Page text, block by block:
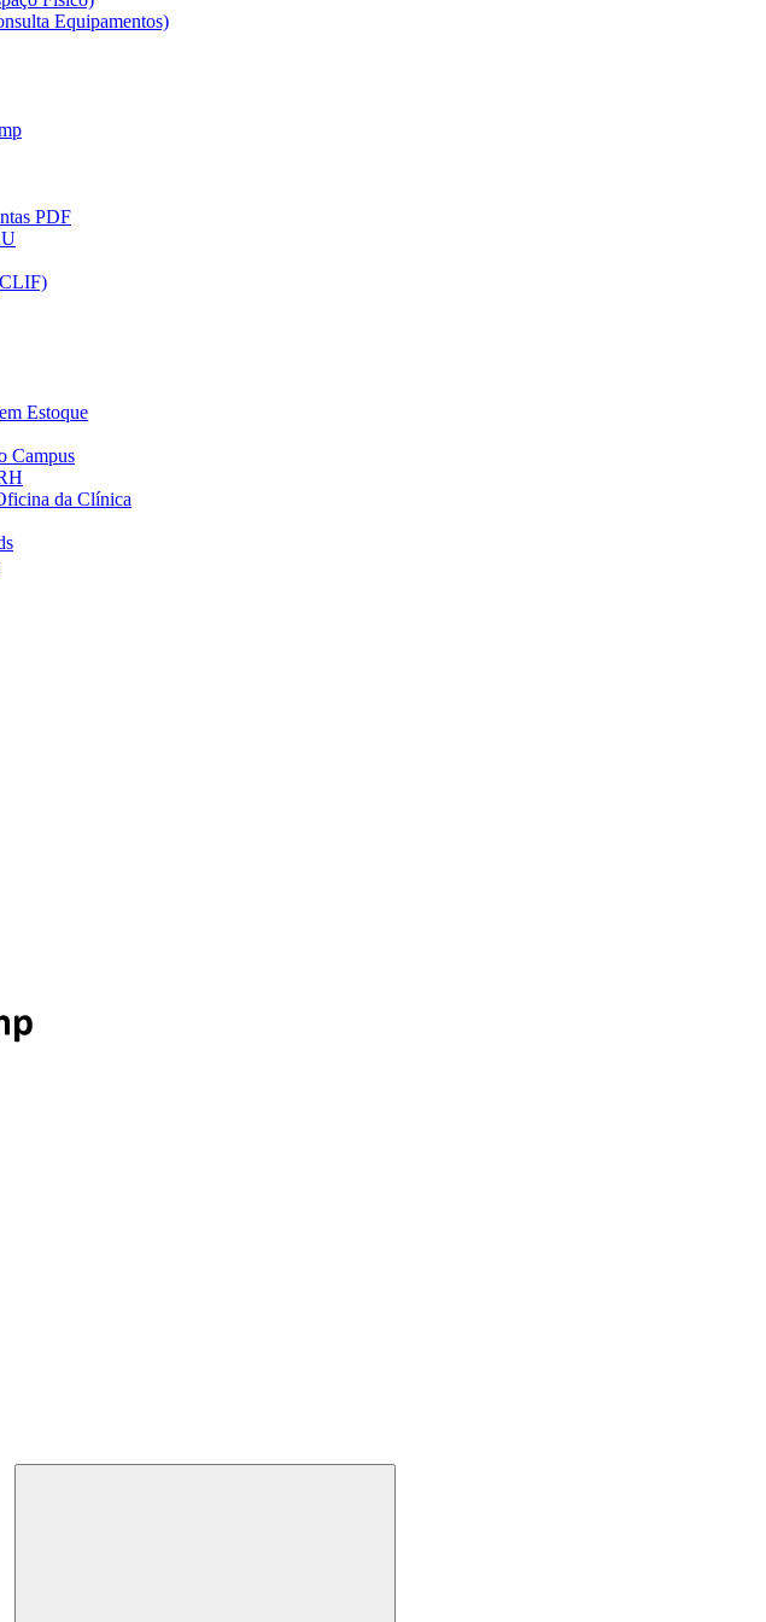
Equipamentos)
PDF
Estoque
Campus
da Clínica